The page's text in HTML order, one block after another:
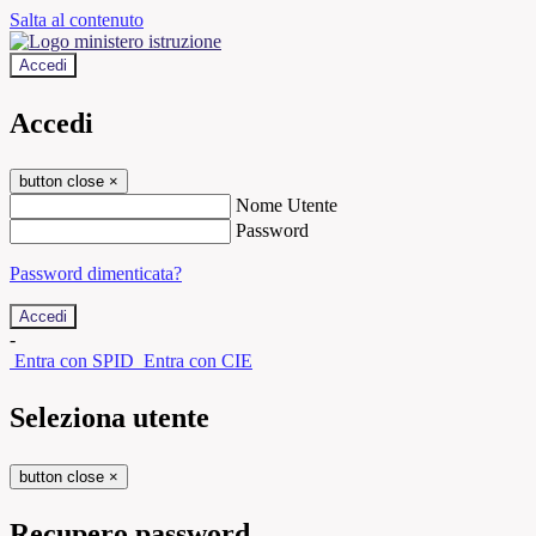
Salta al contenuto
Accedi
Accedi
button close ×
Nome Utente
Password
Password dimenticata?
-
Entra con SPID Entra con CIE
Seleziona utente
button close ×